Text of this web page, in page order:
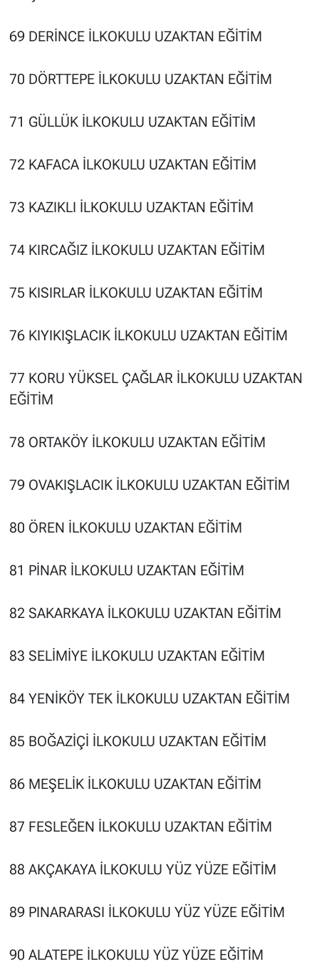
69 DERİNCE İLKOKULU UZAKTAN EĞİTİM
70 DÖRTTEPE İLKOKULU UZAKTAN EĞİTİM
71 GÜLLÜK İLKOKULU UZAKTAN EĞİTİM
72 KAFACA İLKOKULU UZAKTAN EĞİTİM
73 KAZIKLI İLKOKULU UZAKTAN EĞİTİM
74 KIRCAĞIZ İLKOKULU UZAKTAN EĞİTİM
75 KISIRLAR İLKOKULU UZAKTAN EĞİTİM
76 KIYIKIŞLACIK İLKOKULU UZAKTAN EĞİTİM
77 KORU YÜKSEL ÇAĞLAR İLKOKULU UZAKTAN
EĞİTİM
78 ORTAKÖY İLKOKULU UZAKTAN EĞİTİM
79 OVAKIŞLACIK İLKOKULU UZAKTAN EĞİTİM
80 ÖREN İLKOKULU UZAKTAN EĞİTİM
81 PİNAR İLKOKULU UZAKTAN EĞİTİM
82 SAKARKAYA İLKOKULU UZAKTAN EĞİTİM
83 SELİMİYE İLKOKULU UZAKTAN EĞİTİM
84 YENİKÖY TEK İLKOKULU UZAKTAN EĞİTİM
85 BOĞAZİÇİ İLKOKULU UZAKTAN EĞİTİM
86 MEŞELİK İLKOKULU UZAKTAN EĞİTİM
87 FESLEĞEN İLKOKULU UZAKTAN EĞİTİM
88 AKÇAKAYA İLKOKULU YÜZ YÜZE EĞİTİM
89 PINARARASI İLKOKULU YÜZ YÜZE EĞİTİM
90 ALATEPE İLKOKULU YÜZ YÜZE EĞİTİM